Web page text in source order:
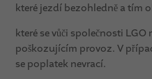
které jezdí bezohledně a tím
které se vůči společnosti
poškozujícím provoz. V
se poplatek nevrací.